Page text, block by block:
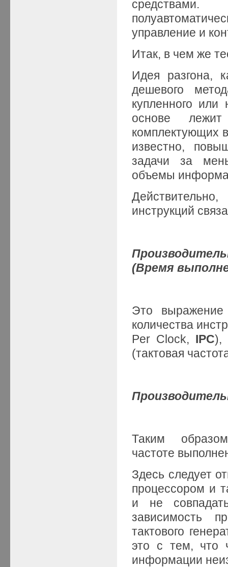
управление и
Итак, в чем же
Идея разгона,
дешевого
купленного
основе лежит
комплектующих
известно,
задачи за
объемы
инструкций
(Время
Это выражение
количества
Per Clock, IPC),
(тактовая
Таким
частоте
Здесь следует
процессором и
и не
зависимость
тактового
это с тем, что
информации